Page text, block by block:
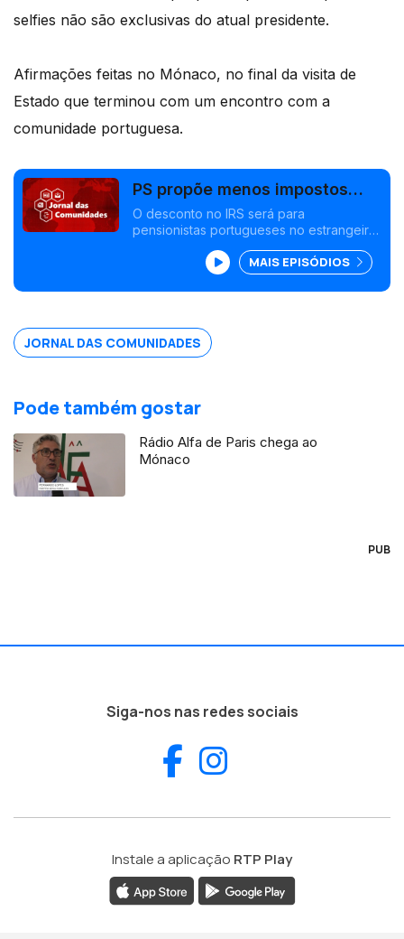
selfies não são exclusivas do atual presidente.
Afirmações feitas no Mónaco, no final da visita de
Estado que terminou com um encontro com a
comunidade portuguesa.
PS propõe menos impostos
para emigrantes pensionistas
O desconto no IRS será para
pensionistas portugueses no estrangeiro,
PCP a Belém defende mesas de voto em
associações portuguesas no estrangeiro.
Edição Isabel Gaspar Dias
MAIS EPISÓDIOS
JORNAL DAS COMUNIDADES
Pode também gostar
Rádio Alfa de Paris chega ao
Mónaco
PUB
Siga-nos nas redes sociais
Facebook
Instale a aplicação RTP Play